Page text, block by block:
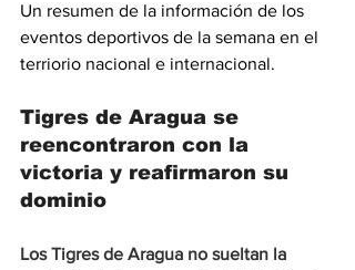
Un resumen de la información de los
eventos deportivos de la semana en el
terriorio nacional e internacional.
Tigres de Aragua se
reencontraron con la
victoria y reafirmaron su
dominio
Los Tigres de Aragua no sueltan la